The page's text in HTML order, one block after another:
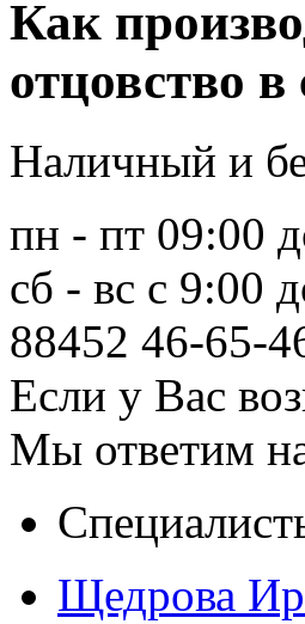
Как
отцовство
Наличный и
пн - пт 09:00
сб - вс с 9:00
88452 46-65-
Если у Вас
Мы ответим
Щедрова